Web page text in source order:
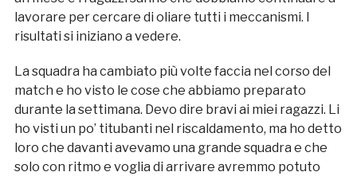
lavorare per cercare di oliare tutti i meccanismi. I
risultati si iniziano a vedere.
La squadra ha cambiato più volte faccia nel corso del
match e ho visto le cose che abbiamo preparato
durante la settimana. Devo dire bravi ai miei ragazzi. Li
ho visti un po’ titubanti nel riscaldamento, ma ho detto
loro che davanti avevamo una grande squadra e che
solo con ritmo e voglia di arrivare avremmo potuto